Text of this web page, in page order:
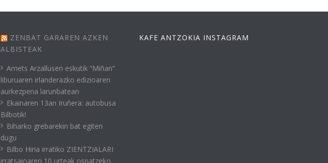
ZENBAT GARAREN AZKEN
ALBISTEAK
Amets Arzallusen eskutik “Miñan”
liburuaren irlanderazko edizioaren
aurkezpena larunbatean
Ekainaren 13an Iruñera: autobusa
Bilbotik!
Biharko grebarekin bat egiten
dugu
Bilbo Hiria irratiko ZIENTZIALARI
irratsaioaren 10 urteak ospatzeko
KAFE ANTZOKIA INSTAGRAM